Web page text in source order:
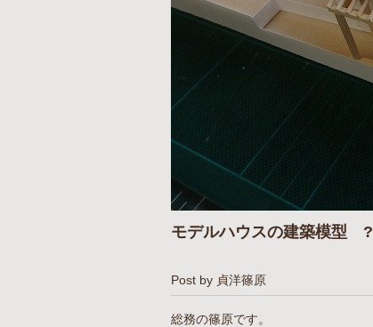
モデルハウスの建築模型 ?
Post by 貞洋篠原
総務の篠原です。